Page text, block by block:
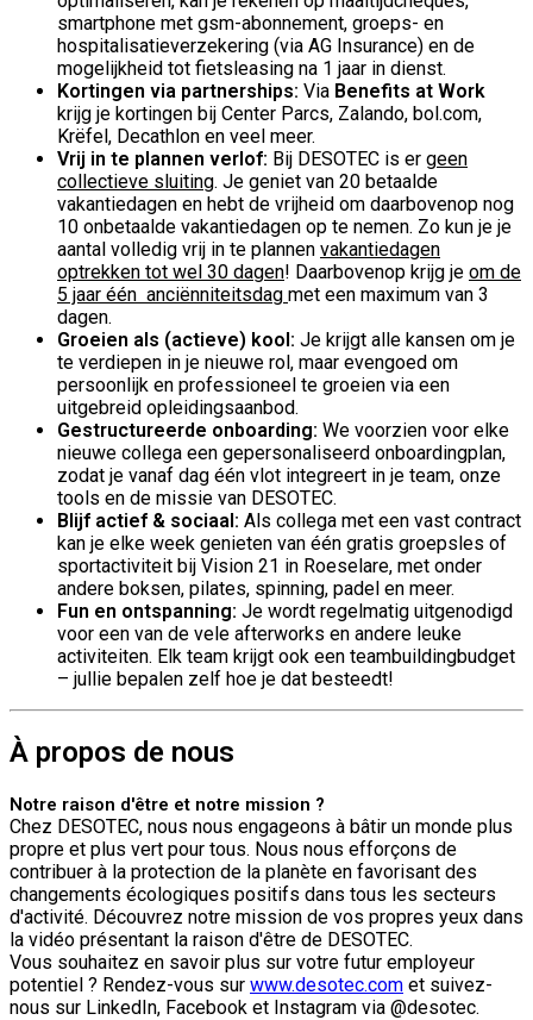
smartphone met gsm-abonnement, groeps- en
hospitalisatieverzekering (via AG Insurance) en de
mogelijkheid tot fietsleasing na 1 jaar in dienst.
Kortingen via partnerships: Via Benefits at Work
krijg je kortingen bij Center Parcs, Zalando, bol.com,
Krëfel, Decathlon en veel meer.
Vrij in te plannen verlof: Bij DESOTEC is er geen
collectieve sluiting. Je geniet van 20 betaalde
vakantiedagen en hebt de vrijheid om daarbovenop nog
10 onbetaalde vakantiedagen op te nemen. Zo kun je je
aantal volledig vrij in te plannen vakantiedagen
optrekken tot wel 30 dagen! Daarbovenop krijg je om de
5 jaar één anciënniteitsdag met een maximum van 3
dagen.
Groeien als (actieve) kool: Je krijgt alle kansen om je
te verdiepen in je nieuwe rol, maar evengoed om
persoonlijk en professioneel te groeien via een
uitgebreid opleidingsaanbod.
Gestructureerde onboarding: We voorzien voor elke
nieuwe collega een gepersonaliseerd onboardingplan,
zodat je vanaf dag één vlot integreert in je team, onze
tools en de missie van DESOTEC.
Blijf actief & sociaal: Als collega met een vast contract
kan je elke week genieten van één gratis groepsles of
sportactiviteit bij Vision 21 in Roeselare, met onder
andere boksen, pilates, spinning, padel en meer.
Fun en ontspanning: Je wordt regelmatig uitgenodigd
voor een van de vele afterworks en andere leuke
activiteiten. Elk team krijgt ook een teambuildingbudget
– jullie bepalen zelf hoe je dat besteedt!
À propos de nous
Notre raison d'être et notre mission ?
Chez DESOTEC, nous nous engageons à bâtir un monde plus
propre et plus vert pour tous. Nous nous efforçons de
contribuer à la protection de la planète en favorisant des
changements écologiques positifs dans tous les secteurs
d'activité. Découvrez notre mission de vos propres yeux dans
la vidéo présentant la raison d'être de DESOTEC.
Vous souhaitez en savoir plus sur votre futur employeur
potentiel ? Rendez-vous sur www.desotec.com et suivez-
nous sur LinkedIn, Facebook et Instagram via @desotec.